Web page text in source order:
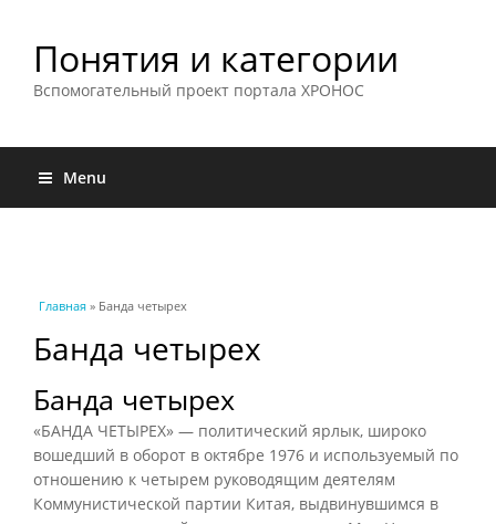
Понятия и категории
Вспомогательный проект портала ХРОНОС
Menu
Вы здесь
Главная » Банда четырех
Банда четырех
Банда четырех
«БАНДА ЧЕТЫРЕХ» — политический ярлык, широко
вошедший в оборот в октябре 1976 и используемый по
отношению к четырем руководящим деятелям
Коммунистической партии Китая, выдвинувшимся в